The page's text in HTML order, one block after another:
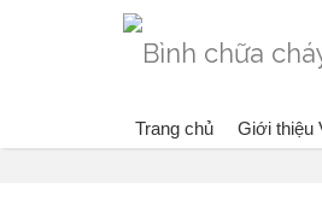
Trang chủ Giới thiệu
Blog